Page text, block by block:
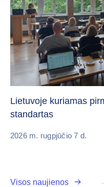
Lietuvoje kuriamas
standartas
2026 m. rugpjūčio 7 d.
Visos naujienos